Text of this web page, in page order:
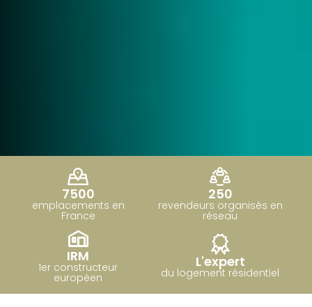
7500
emplacements en
France
250
revendeurs organisés en
réseau
IRM
1er constructeur
européen
L'expert
du logement résidentiel